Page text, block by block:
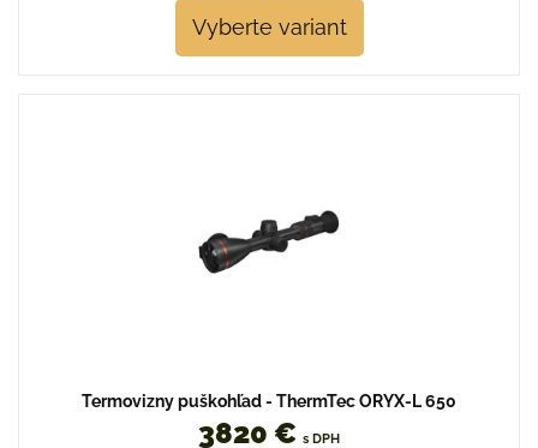
Vyberte variant
Termovizny puškohľad - ThermTec ORYX-L 650
3820 € s DPH